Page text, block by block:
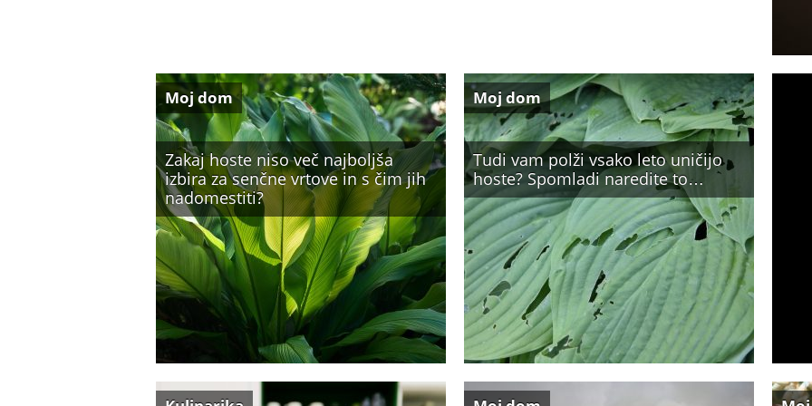
Zakaj hoste niso več najboljša
izbira za senčne vrtove in s čim jih
nadomestiti?
Moj dom
Tudi vam polži vsako leto uničijo
hoste? Spomladi naredite to…
Moj dom